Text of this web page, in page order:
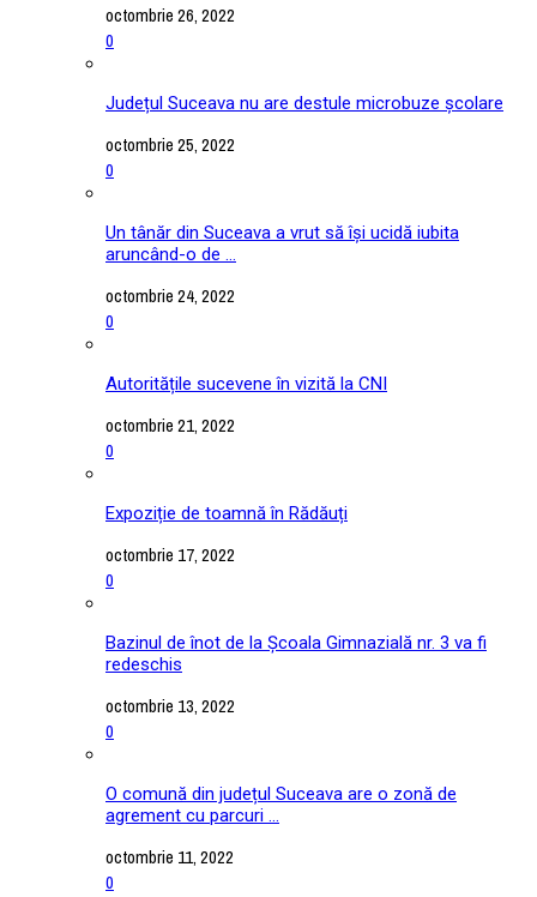
octombrie 26, 2022
0
Județul Suceava nu are destule microbuze școlare
octombrie 25, 2022
0
Un tânăr din Suceava a vrut să își ucidă iubita
aruncând-o de ...
octombrie 24, 2022
0
Autoritățile sucevene în vizită la CNI
octombrie 21, 2022
0
Expoziție de toamnă în Rădăuți
octombrie 17, 2022
0
Bazinul de înot de la Școala Gimnazială nr. 3 va fi
redeschis
octombrie 13, 2022
0
O comună din județul Suceava are o zonă de
agrement cu parcuri ...
octombrie 11, 2022
0